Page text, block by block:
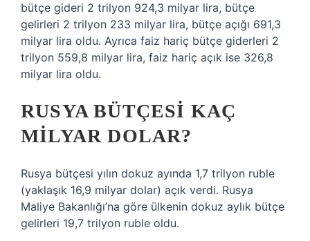
bütçe gideri 2 trilyon 924,3 milyar lira, bütçe
gelirleri 2 trilyon 233 milyar lira, bütçe açığı 691,3
milyar lira oldu. Ayrıca faiz hariç bütçe giderleri 2
trilyon 559,8 milyar lira, faiz hariç açık ise 326,8
milyar lira oldu.
RUSYA BÜTÇESI KAÇ
MILYAR DOLAR?
Rusya bütçesi yılın dokuz ayında 1,7 trilyon ruble
(yaklaşık 16,9 milyar dolar) açık verdi. Rusya
Maliye Bakanlığı’na göre ülkenin dokuz aylık bütçe
gelirleri 19,7 trilyon ruble oldu.